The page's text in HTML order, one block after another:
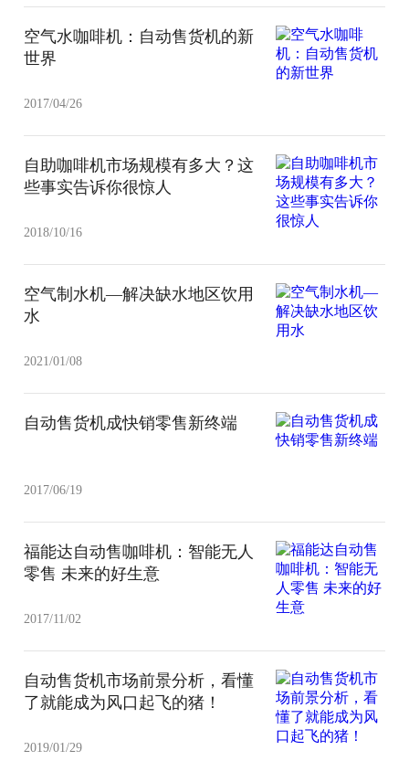
空气水咖啡机：自动售货机的新
世界
2017/04/26
自助咖啡机市场规模有多大？这
些事实告诉你很惊人
2018/10/16
空气制水机—解决缺水地区饮用
水
2021/01/08
自动售货机成快销零售新终端
2017/06/19
福能达自动售咖啡机：智能无人
零售 未来的好生意
2017/11/02
自动售货机市场前景分析，看懂
了就能成为风口起飞的猪！
2019/01/29